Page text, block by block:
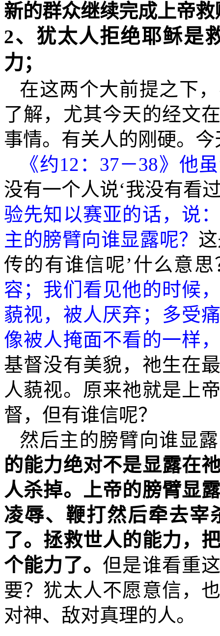
新的群众继续完成上帝
2、犹太人拒绝耶稣是
力；
在这两个大前提之下
了解，尤其今天的经文
事情。有关人的刚硬。
《约12 ： 37－38》他
没有一个人说‘我没有看
验先知以赛亚的话，说
主的膀臂向谁显露呢？
传的有谁信呢’什么意思
容；我们看见他的时候
藐视，被人厌弃；多受
像被人掩面不看的一样
基督没有美貌，祂生在
人藐视。原来祂就是上
督，但有谁信呢？
然后主的膀臂向谁显
的能力绝对不是显露在
人杀掉。上帝的膀臂显
凌辱、鞭打然后牵去宰
了。拯救世人的能力，
个能力了。 但是谁看重
要？犹太人不愿意信，
对神、敌对真理的人。